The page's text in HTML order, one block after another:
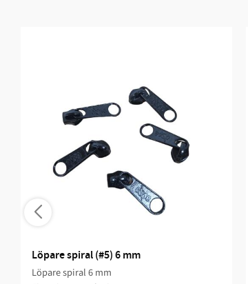
Löpare spiral (#5) 6 mm
Löpare spiral 6 mm